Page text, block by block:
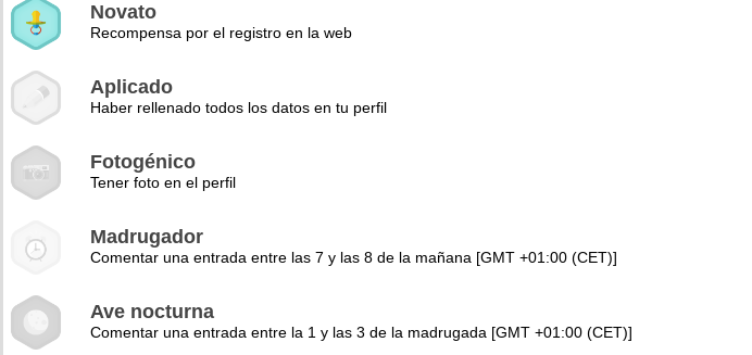
Novato
Recompensa por el registro en la web
Aplicado
Haber rellenado todos los datos en tu perfil
Fotogénico
Tener foto en el perfil
Madrugador
Comentar una entrada entre las 7 y las 8 de la mañana [GMT +01:00 (CET)]
Ave nocturna
Comentar una entrada entre la 1 y las 3 de la madrugada [GMT +01:00 (CET)]